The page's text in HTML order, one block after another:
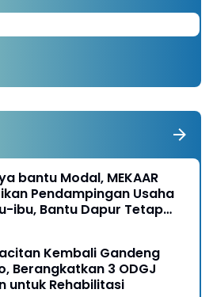
bantu Modal, MEKAAR
Pendampingan Usaha
ibu, Bantu Dapur Tetap
Kembali Gandeng
Berangkatkan 3 ODGJ
untuk Rehabilitasi